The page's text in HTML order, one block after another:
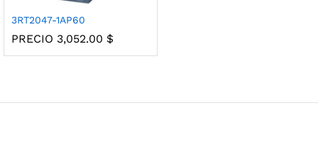
3RT2047-1AP60
PRECIO 3,052.00 $